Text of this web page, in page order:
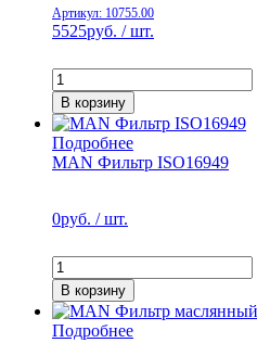
Артикул: 10755.00
5525руб. / шт.
В корзину
Подробнее
MAN Фильтр ISO16949
0руб. / шт.
В корзину
Подробнее